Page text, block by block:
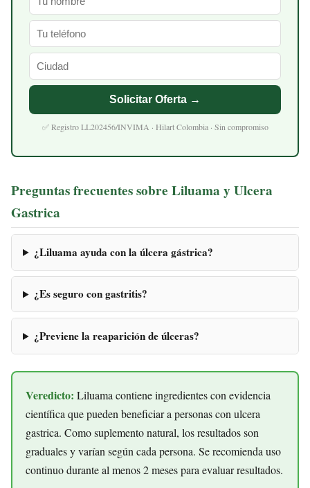
Solicitar Oferta →
✅ Registro LL202456/INVIMA · Hilart Colombia · Sin compromiso
Preguntas frecuentes sobre Liluama y Ulcera
Gastrica
¿Liluama ayuda con la úlcera gástrica?
¿Es seguro con gastritis?
¿Previene la reaparición de úlceras?
Veredicto: Liluama contiene ingredientes con evidencia
científica que pueden beneficiar a personas con ulcera
gastrica. Como suplemento natural, los resultados son
graduales y varían según cada persona. Se recomienda uso
continuo durante al menos 2 meses para evaluar resultados.